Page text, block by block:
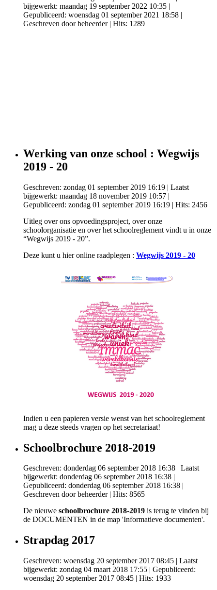
bijgewerkt: maandag 19 september 2022 10:35 |
Gepubliceerd: woensdag 01 september 2021 18:58 |
Geschreven door beheerder| Hits: 1289
Werking van onze school : Wegwijs
2019 - 20
Geschreven: zondag 01 september 2019 16:19 | Laatst
bijgewerkt: maandag 18 november 2019 10:57 |
Gepubliceerd: zondag 01 september 2019 16:19 | Hits: 2456
Uitleg over ons opvoedingsproject, over onze
schoolorganisatie en over het schoolreglement vindt u in onze
“Wegwijs 2019 - 20”.
Deze kunt u hier online raadplegen : Wegwijs 2019 - 20
Indien u een papieren versie wenst van het schoolreglement
mag u deze steeds vragen op het secretariaat!
Schoolbrochure 2018-2019
Geschreven: donderdag 06 september 2018 16:38
Laatst
bijgewerkt: donderdag 06 september 2018 16:38
Gepubliceerd: donderdag 06 september 2018 16:38
Geschreven door beheerder| Hits: 8565
De nieuwe schoolbrochure 2018-2019 is terug te vinden bij
de DOCUMENTEN in de map 'Informatieve documenten'.
Strapdag 2017
Geschreven: woensdag 20 september 2017 08:45 | Laatst
bijgewerkt: zondag 04 maart 2018 17:55 | Gepubliceerd:
woensdag 20 september 2017 08:45 | Hits: 1933